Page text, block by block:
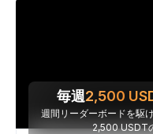
毎週2,500
週間リーダーボードを駆
2,500 USDT